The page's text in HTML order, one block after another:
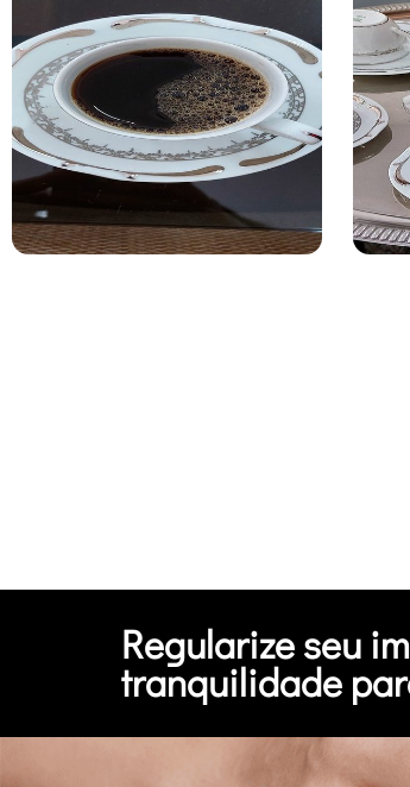
Regularize seu
tranquilidade